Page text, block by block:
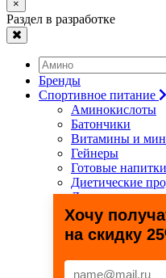
×
Раздел в разработке
Бренды
Спортивное питание
Аминокислоты
Батончики
Витамины и
Гейнеры
Готовые напитки
Диетические
Для связок и
Жиросжигатели
Здоровье и
Креатин
Специальные
Хочу
на скидку